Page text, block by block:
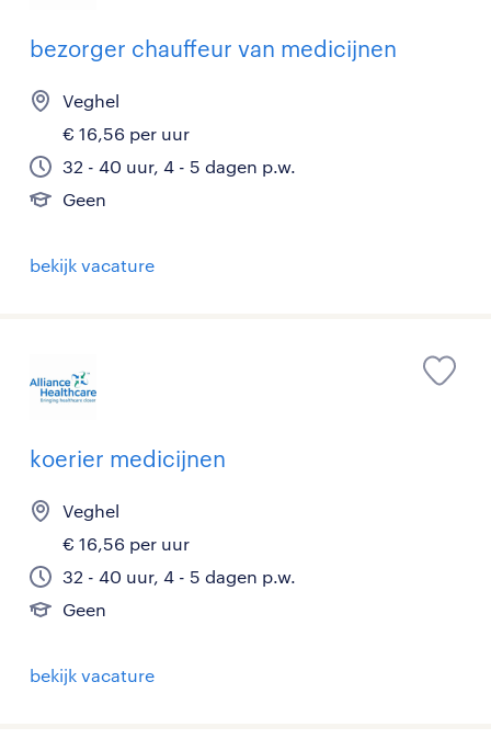
bezorger chauffeur van medicijnen
Veghel
€ 16,56 per uur
32 - 40 uur, 4 - 5 dagen p.w.
Geen
bekijk vacature
koerier medicijnen
Veghel
€ 16,56 per uur
32 - 40 uur, 4 - 5 dagen p.w.
Geen
bekijk vacature